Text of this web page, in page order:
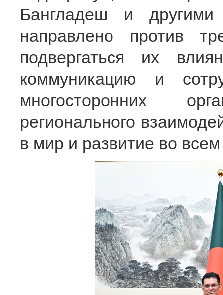
Бангладеш и
направлено против
подвергаться их
коммуникацию и
многосторонних
регионального
в мир и развитие во